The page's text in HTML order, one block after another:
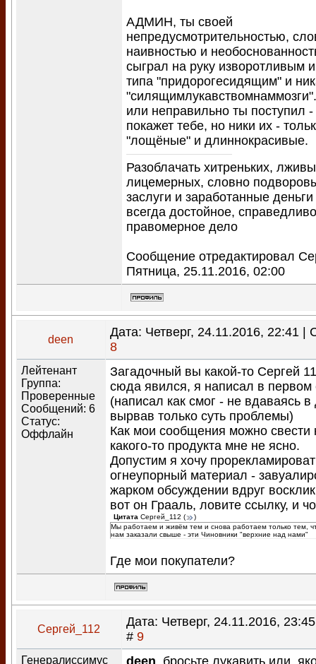
АДМИН, ты своей
непредусмотрительностью,
наивностью и
сыграл на руку изворотливым
типа "придорогесидящим" и
или неправильно ты поступил
покажет тебе, но ники их -
"лощёные" и длиннокрасивые.
Разоблачать хитреньких,
лицемерных, словно
заслуги и заработанные
всегда достойное,
правомерное дело
Сообщение отредактировал
Пятница, 25.11.2016, 02:00
deen
Дата: Четверг, 24.11.2016, 22:41 |
8
Лейтенант
Группа:
Проверенные
Сообщений: 6
Статус:
Оффлайн
Загадочный вы какой-то Сергей
сюда явился, я написал в первом
(написал как смог - не вдаваясь в
вырвав только суть проблемы)
Как мои сообщения можно свести
какого-то продукта мне не ясно.
Допустим я хочу
огнеупорный материал -
жарком обсуждении вдруг
вот он Грааль, ловите ссылку, и чо
Цитата Сергей_112 (
)
Мы работаем и живём тем и снова работаем только тем,
нам заказали свыше - эти Чиновники "верхние над нами"
Где мои покупатели?
Сергей_112
Дата: Четверг, 24.11.2016,
# 9
Генералиссимус deen , бросьте лукавить или,